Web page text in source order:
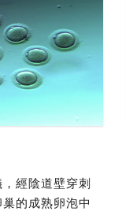
經陰道壁穿刺
的成熟卵泡中